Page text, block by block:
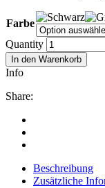
Farbe
Quantity
In den Warenkorb
Info
Share:
Beschreibung
Zusätzliche